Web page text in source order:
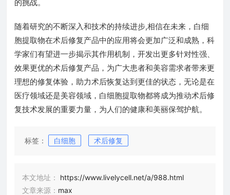
的挑战。
随着研究的不断深入和技术的持续进步,相信在未来，白细
胞提取物在术后修复产品中的应用将会更加广泛和成熟，科
学家们有望进一步揭示其作用机制，开发出更多针对性强、
效果更优的术后修复产品，为广大患者和美容需求者带来更
理想的修复体验，助力术后恢复达到更佳的状态，无论是在
医疗领域还是美容领域，白细胞提取物都将成为推动术后修
复技术发展的重要力量，为人们的健康和美丽保驾护航。
标签： 白细胞 术后修复
本文地址：
https://www.livelycell.net/a/988.html
文章来源： max